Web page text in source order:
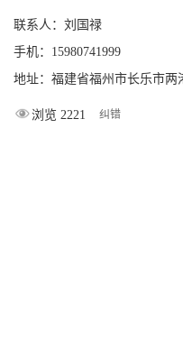
联系人：刘国禄
手机：15980741999
地址：福建省福州市长乐市两
浏览 2221 纠错